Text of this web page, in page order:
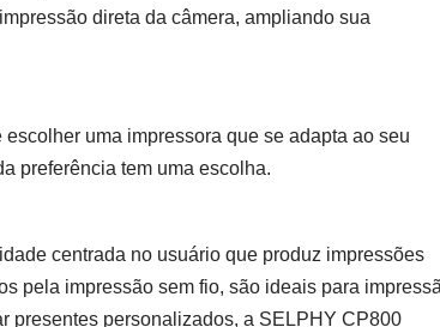
direta da câmera, ampliando sua
uma impressora que se adapta ao seu
preferência tem uma escolha.
centrada no usuário que produz impressões
pela impressão sem fio, são ideais para
presentes personalizados, a SELPHY CP800